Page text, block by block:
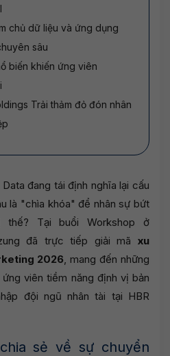
chủ dữ liệu và ứng dụng
sâu
biến khiến ứng viên
Trải thảm đỏ đón nhân
đang tái định nghĩa lại cấu
là "chìa khóa" để nhân sự bứt
Tại buổi Workshop ở
đã trực tiếp giải mã xu
2026, mang đến những
viên tiềm năng định vị bản
đội ngũ nhân tài tại HBR
sẻ về sự chuyển